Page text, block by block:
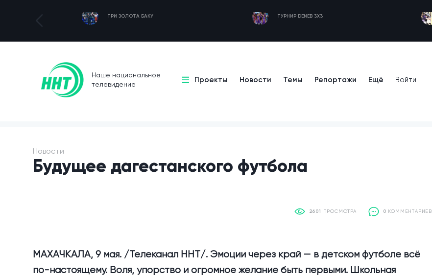
ТРИ ЗОЛОТА БАКУ ТУРНИР DENEB 3X3
Наше национальное
телевидение
Проекты Новости Темы Репортажи Ещё Войти
Новости
Будущее дагестанского футбола
2601 ПРОСМОТРА 0 КОММЕНТАРИЕВ
МАХАЧКАЛА, 9 мая. /Телеканал ННТ/. Эмоции через край — в детском футболе всё
по-настоящему. Воля, упорство и огромное желание быть первыми. Школьная